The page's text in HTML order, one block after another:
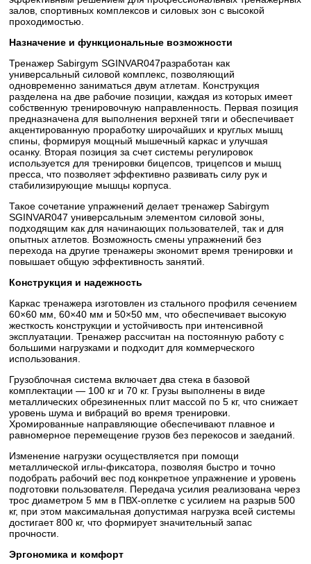
залов, спортивных комплексов и силовых зон с высокой
проходимостью.
Назначение и функциональные возможности
Тренажер Sabirgym SGINVAR047разработан как
универсальный силовой комплекс, позволяющий
одновременно заниматься двум атлетам. Конструкция
разделена на две рабочие позиции, каждая из которых имеет
собственную тренировочную направленность. Первая позиция
предназначена для выполнения верхней тяги и обеспечивает
акцентированную проработку широчайших и круглых мышц
спины, формируя мощный мышечный каркас и улучшая
осанку. Вторая позиция за счет системы регулировок
используется для тренировки бицепсов, трицепсов и мышц
пресса, что позволяет эффективно развивать силу рук и
стабилизирующие мышцы корпуса.
Такое сочетание упражнений делает тренажер Sabirgym
SGINVAR047 универсальным элементом силовой зоны,
подходящим как для начинающих пользователей, так и для
опытных атлетов. Возможность смены упражнений без
перехода на другие тренажеры экономит время тренировки и
повышает общую эффективность занятий.
Конструкция и надежность
Каркас тренажера изготовлен из стального профиля сечением
60×60 мм, 60×40 мм и 50×50 мм, что обеспечивает высокую
жесткость конструкции и устойчивость при интенсивной
эксплуатации. Тренажер рассчитан на постоянную работу с
большими нагрузками и подходит для коммерческого
использования.
Грузоблочная система включает два стека в базовой
комплектации — 100 кг и 70 кг. Грузы выполнены в виде
металлических обрезиненных плит массой по 5 кг, что снижает
уровень шума и вибраций во время тренировки.
Хромированные направляющие обеспечивают плавное и
равномерное перемещение грузов без перекосов и заеданий.
Изменение нагрузки осуществляется при помощи
металлической иглы-фиксатора, позволяя быстро и точно
подобрать рабочий вес под конкретное упражнение и уровень
подготовки пользователя. Передача усилия реализована через
трос диаметром 5 мм в ПВХ-оплетке с усилием на разрыв 500
кг, при этом максимальная допустимая нагрузка всей системы
достигает 800 кг, что формирует значительный запас
прочности.
Эргономика и комфорт